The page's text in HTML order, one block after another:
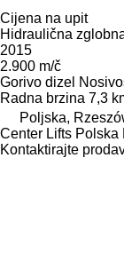
Cijena na upit
Hidraulična
2015
2.900 m/č
Gorivo dizel
Radna brzina 7,3
Poljska,
Center Lifts Polska
Kontaktirajte